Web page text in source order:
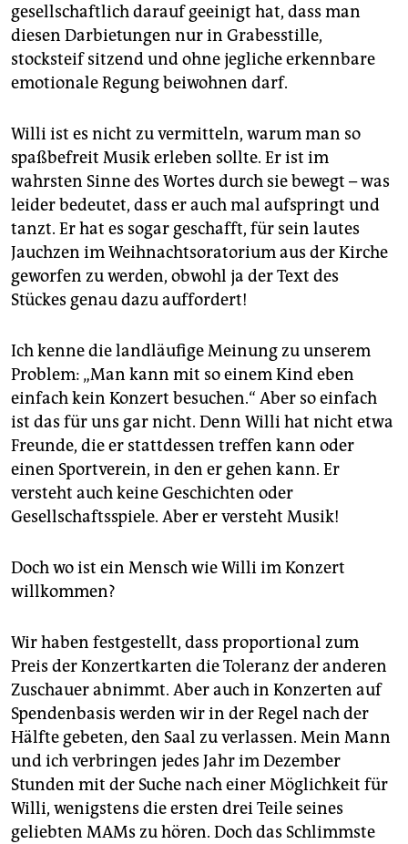
gesellschaftlich darauf geeinigt hat, dass man
diesen Darbietungen nur in Grabesstille,
stocksteif sitzend und ohne jegliche erkennbare
emotionale Regung beiwohnen darf.
Willi ist es nicht zu vermitteln, warum man so
spaßbefreit Musik erleben sollte. Er ist im
wahrsten Sinne des Wortes durch sie bewegt – was
leider bedeutet, dass er auch mal aufspringt und
tanzt. Er hat es sogar geschafft, für sein lautes
Jauchzen im Weihnachtsoratorium aus der Kirche
geworfen zu werden, obwohl ja der Text des
Stückes genau dazu auffordert!
Ich kenne die landläufige Meinung zu unserem
Problem: „Man kann mit so einem Kind eben
einfach kein Konzert besuchen.“ Aber so einfach
ist das für uns gar nicht. Denn Willi hat nicht etwa
Freunde, die er stattdessen treffen kann oder
einen Sportverein, in den er gehen kann. Er
versteht auch keine Geschichten oder
Gesellschaftsspiele. Aber er versteht Musik!
Doch wo ist ein Mensch wie Willi im Konzert
willkommen?
Wir haben festgestellt, dass proportional zum
Preis der Konzertkarten die Toleranz der anderen
Zuschauer abnimmt. Aber auch in Konzerten auf
Spendenbasis werden wir in der Regel nach der
Hälfte gebeten, den Saal zu verlassen. Mein Mann
und ich verbringen jedes Jahr im Dezember
Stunden mit der Suche nach einer Möglichkeit für
Willi, wenigstens die ersten drei Teile seines
geliebten MAMs zu hören. Doch das Schlimmste